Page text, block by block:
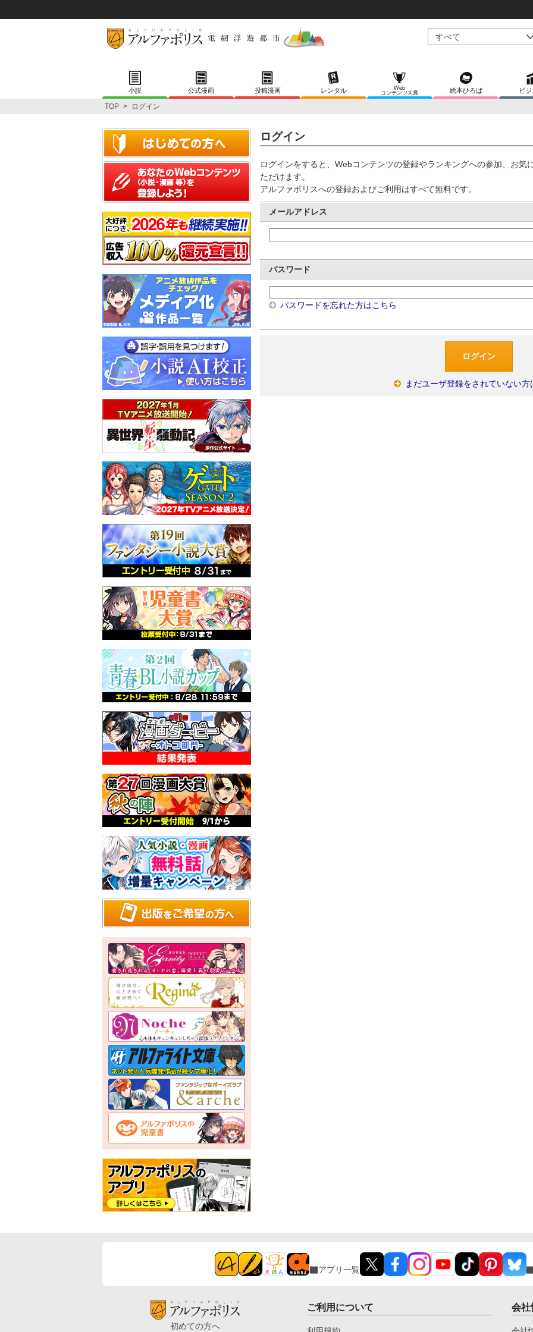
小説 公式漫画 投稿漫画 レンタル
Web
コンテンツ大賞
絵本ひろば ビ
TOP > ログイン
ログイン
ログインをすると、Webコンテンツの登録やランキングへの参加、お気
ただけます。
アルファポリスへの登録およびご利用はすべて無料です。
メールアドレス
パスワード
パスワードを忘れた方はこちら
まだユーザ登録をされていない方
アプリ一覧
初めての方へ
ご利用について 会社